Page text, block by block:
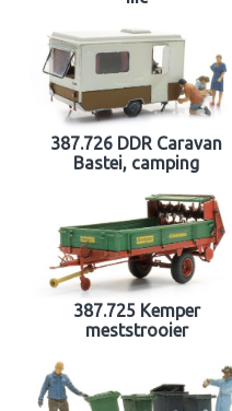
387.726 DDR Caravan
Bastei, camping
387.725 Kemper
meststrooier